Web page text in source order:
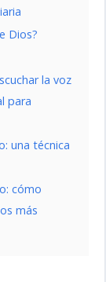
Dios?
la voz
para
una técnica
cómo
más